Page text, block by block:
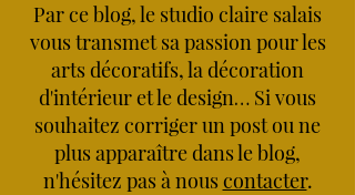
Par ce blog, le studio claire salais
vous transmet sa passion pour les
arts décoratifs, la décoration
d'intérieur et le design… Si vous
souhaitez corriger un post ou ne
plus apparaître dans le blog,
n'hésitez pas à nouscontacter.